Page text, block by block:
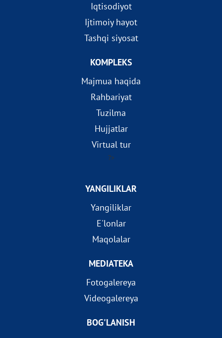
Iqtisodiyot
Ijtimoiy hayot
Tashqi siyosat
KOMPLEKS
Majmua haqida
Rahbariyat
Tuzilma
Hujjatlar
Virtual tur
?>
YANGILIKLAR
Yangiliklar
E'lonlar
Maqolalar
MEDIATEKA
Fotogalereya
Videogalereya
BOG'LANISH